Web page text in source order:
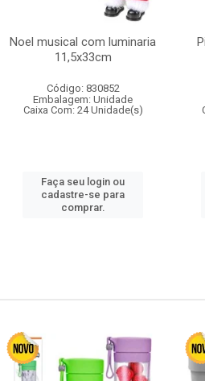
Noel musical com luminaria
11,5x33cm
Código: 830852
Embalagem: Unidade
Caixa Com: 24 Unidade(s)
Faça seu login ou
cadastre-se para
comprar.